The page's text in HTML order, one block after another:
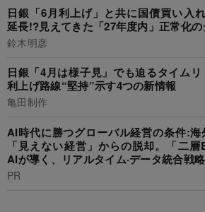
日銀「6月利上げ」と共に国債買い入
延長!?見えてきた「27年度内」正常化の
鈴木明彦
日銀「4月は様子見」でも迫るタイムリ
利上げ路線“堅持”示す4つの新情報
亀田制作
AI時代に勝つグローバル経営の条件:海
「見えない経営」からの脱却。「二層
AIが導く、リアルタイム·データ統合戦
PR